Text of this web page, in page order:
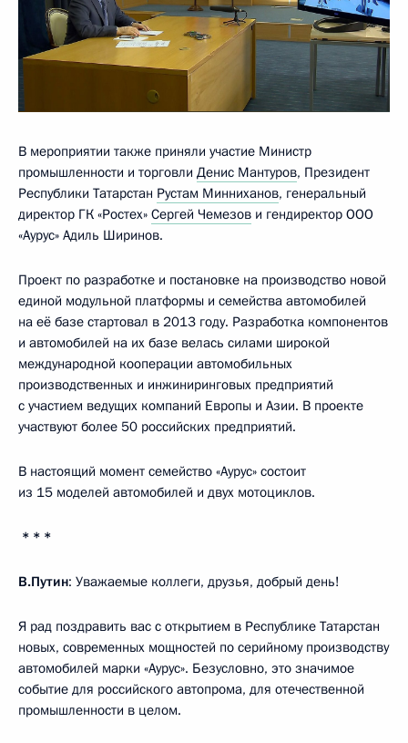
В мероприятии также приняли участие Министр
промышленности и торговли Денис Мантуров, Президент
Республики Татарстан Рустам Минниханов, генеральный
директор ГК «Ростех» Сергей Чемезов и гендиректор ООО
«Аурус» Адиль Ширинов.
Проект по разработке и постановке на производство новой
единой модульной платформы и семейства автомобилей
на её базе стартовал в 2013 году. Разработка компонентов
и автомобилей на их базе велась силами широкой
международной кооперации автомобильных
производственных и инжиниринговых предприятий
с участием ведущих компаний Европы и Азии. В проекте
участвуют более 50 российских предприятий.
В настоящий момент семейство «Аурус» состоит
из 15 моделей автомобилей и двух мотоциклов.
* * *
В.Путин: Уважаемые коллеги, друзья, добрый день!
Я рад поздравить вас с открытием в Республике Татарстан
новых, современных мощностей по серийному производству
автомобилей марки «Аурус». Безусловно, это значимое
событие для российского автопрома, для отечественной
промышленности в целом.